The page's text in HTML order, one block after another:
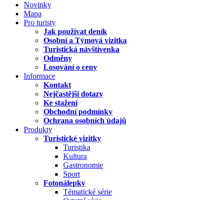
Novinky
Mapa
Pro turisty
Jak používat deník
Osobní a Týmová vizitka
Turistická návštívenka
Odměny
Losování o ceny
Informace
Kontakt
Nejčastější dotazy
Ke stažení
Obchodní podmínky
Ochrana osobních údajů
Produkty
Turistické vizitky
Turistika
Kultura
Gastronomie
Sport
Fotonálepky
Tématické série